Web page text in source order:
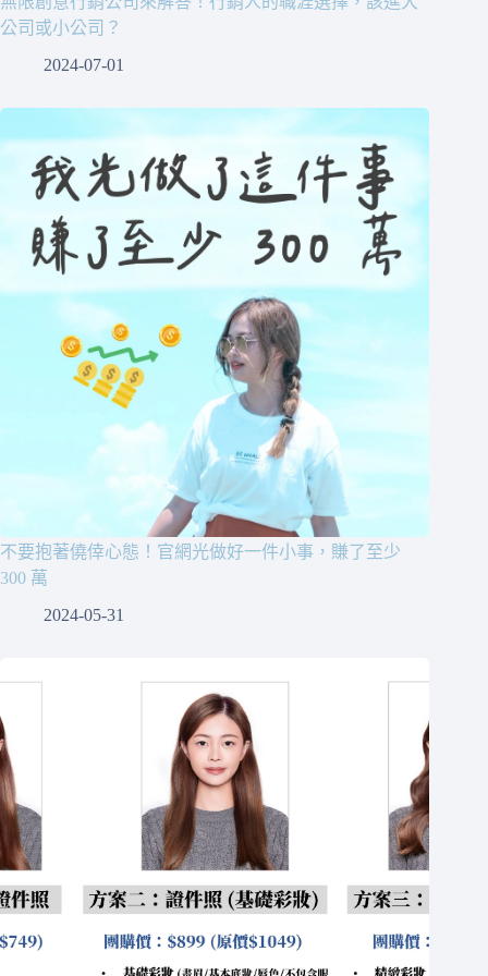
公司或小公司？
2024-07-01
不要抱著僥倖心態！官網光做好一件小事，賺了至少
300 萬
2024-05-31